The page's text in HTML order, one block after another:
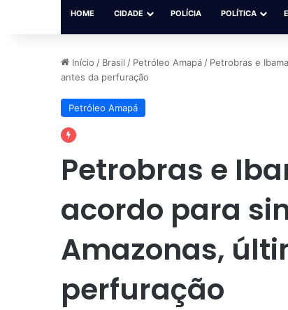
HOME CIDADE POLÍCIA POLÍTICA
Início / Brasil / Petróleo Amapá / Petrobras e
antes da perfuração
Petróleo Amapá
Petrobras e
acordo para
Amazonas,
perfuração